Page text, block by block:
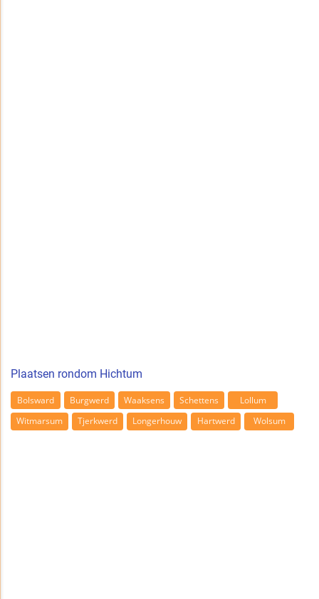
Plaatsen rondom Hichtum
Bolsward Burgwerd Waaksens Schettens
Lollum
Witmarsum
Tjerkwerd Longerhouw Hartwerd Wolsum